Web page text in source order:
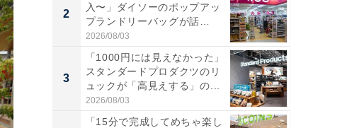
2
入〜」ダイソーのポップアッ
プランドリーバッグが話
題。“さま...
2026/08/03
3
「1000円には見えなかった」
スタンダードプロダクツのリ
ュックが「高見えする」の...
2026/08/03
「15分で完成してめちゃ楽し